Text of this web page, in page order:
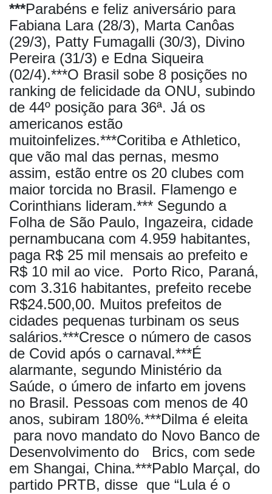
***Parabéns e feliz aniversário para
Fabiana Lara (28/3), Marta Canôas
(29/3), Patty Fumagalli (30/3), Divino
Pereira (31/3) e Edna Siqueira
(02/4).***O Brasil sobe 8 posições no
ranking de felicidade da ONU, subindo
de 44º posição para 36ª. Já os
americanos estão
muitoinfelizes.***Coritiba e Athletico,
que vão mal das pernas, mesmo
assim, estão entre os 20 clubes com
maior torcida no Brasil. Flamengo e
Corinthians lideram.*** Segundo a
Folha de São Paulo, Ingazeira, cidade
pernambucana com 4.959 habitantes,
paga R$ 25 mil mensais ao prefeito e
R$ 10 mil ao vice. Porto Rico, Paraná,
com 3.316 habitantes, prefeito recebe
R$24.500,00. Muitos prefeitos de
cidades pequenas turbinam os seus
salários.***Cresce o número de casos
de Covid após o carnaval.***É
alarmante, segundo Ministério da
Saúde, o úmero de infarto em jovens
no Brasil. Pessoas com menos de 40
anos, subiram 180%.***Dilma é eleita
para novo mandato do Novo Banco de
Desenvolvimento do Brics, com sede
em Shangai, China.***Pablo Marçal, do
partido PRTB, disse que “Lula é o